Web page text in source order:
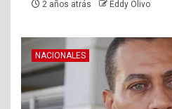
2 años atrás Eddy Olivo
NACIONALES